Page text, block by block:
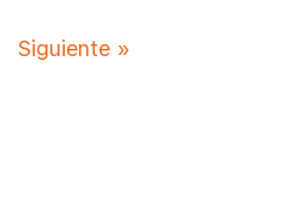
Siguiente »